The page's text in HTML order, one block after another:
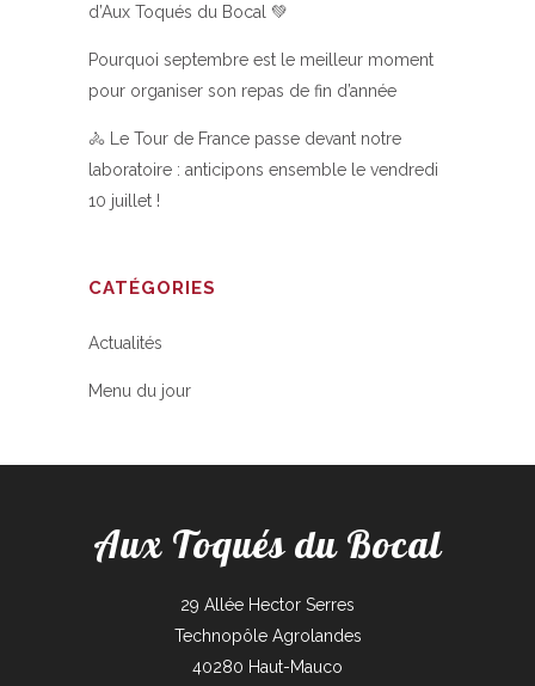
d’Aux Toqués du Bocal 💚
Pourquoi septembre est le meilleur moment
pour organiser son repas de fin d’année
🚴 Le Tour de France passe devant notre
laboratoire : anticipons ensemble le vendredi
10 juillet !
CATÉGORIES
Actualités
Menu du jour
Aux Toqués du Bocal
29 Allée Hector Serres
Technopôle Agrolandes
40280 Haut-Mauco